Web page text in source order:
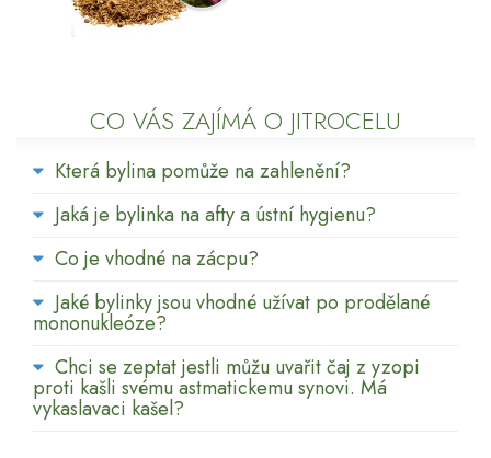
CO VÁS ZAJÍMÁ O JITROCELU
Která bylina pomůže na zahlenění?
Jaká je bylinka na afty a ústní hygienu?
Co je vhodné na zácpu?
Jaké bylinky jsou vhodné užívat po prodělané
mononukleóze?
Chci se zeptat jestli můžu uvařit čaj z yzopi
proti kašli svému astmatickemu synovi. Má
vykaslavaci kašel?